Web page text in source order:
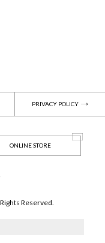
PRIVACY POLICY
ONLINE STORE
Reserved.